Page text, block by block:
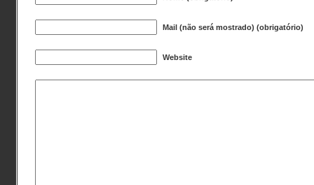
Mail (não será mostrado) (obrigatório)
Website